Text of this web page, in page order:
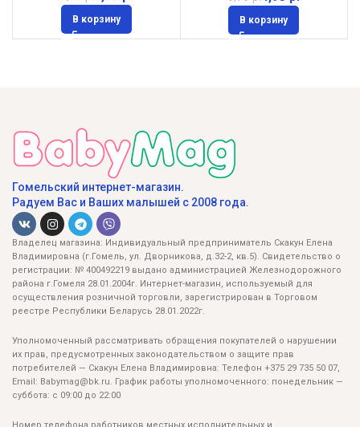
В корзину В корзину
Гомельский интернет-магазин.
Радуем Вас и Ваших малышей с 2008 года.
Владелец магазина: Индивидуальный предприниматель Скакун Елена
Владимировна (г.Гомель, ул. Дворникова, д.32-2, кв.5). Свидетельство о
регистрации: № 400492219 выдано администрацией Железнодорожного
района г.Гомеля 28.01.2004г. Интернет-магазин, используемый для
осуществления розничной торговли, зарегистрирован в Торговом
реестре Республики Беларусь 28.01.2022г.
Уполномоченный рассматривать обращения покупателей о нарушении
их прав, предусмотренных законодательством о защите прав
потребителей — Скакун Елена Владимировна: Телефон +375 29 735 50 07,
Email: Babymag@bk.ru. График работы уполномоченного: понедельник —
суббота: с 09:00 до 22:00